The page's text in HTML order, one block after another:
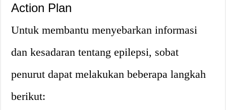
Action Plan
Untuk membantu menyebarkan informasi
dan kesadaran tentang epilepsi, sobat
penurut dapat melakukan beberapa langkah
berikut: